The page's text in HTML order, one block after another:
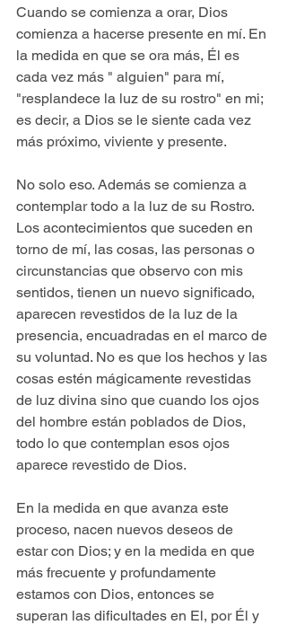
Cuando se comienza a orar, Dios
comienza a hacerse presente en mí. En
la medida en que se ora más, Él es
cada vez más " alguien" para mí,
"resplandece la luz de su rostro" en mi;
es decir, a Dios se le siente cada vez
más próximo, viviente y presente.
No solo eso. Además se comienza a
contemplar todo a la luz de su Rostro.
Los acontecimientos que suceden en
torno de mí, las cosas, las personas o
circunstancias que observo con mis
sentidos, tienen un nuevo significado,
aparecen revestidos de la luz de la
presencia, encuadradas en el marco de
su voluntad. No es que los hechos y las
cosas estén mágicamente revestidas
de luz divina sino que cuando los ojos
del hombre están poblados de Dios,
todo lo que contemplan esos ojos
aparece revestido de Dios.
En la medida en que avanza este
proceso, nacen nuevos deseos de
estar con Dios; y en la medida en que
más frecuente y profundamente
estamos con Dios, entonces se
superan las dificultades en El, por Él y